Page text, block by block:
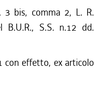
bis, comma 2, L. R.
S.S. n.12 dd.
con effetto, ex articolo